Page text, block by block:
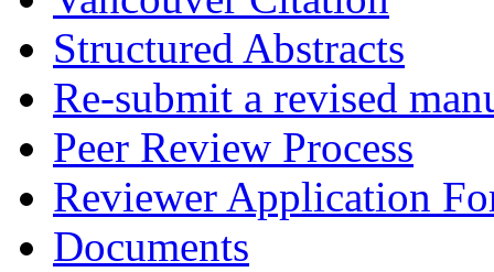
Structured Abstracts
Re-submit a revised
Peer Review Process
Reviewer Application
Documents